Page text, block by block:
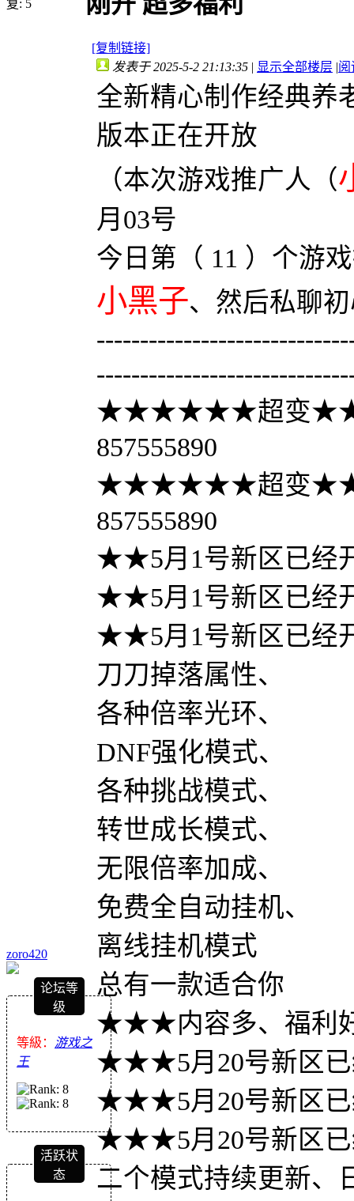
复: 5
[复制链接]
zoro420
论坛等
级
等級： 游戏之
王
活跃状
态
发表于 2025-5-2 21:13:35 | 显示全部楼层 |阅
全新精心制作经典养
版本正在开放
（本次游戏推广人（
月03号
今日第（ 11 ）个游
小黑子、然后私聊
★★★★★★超变
857555890
★★★★★★超变
857555890
★★5月1号新区已
★★5月1号新区已
★★5月1号新区已
刀刀掉落属性、
各种倍率光环、
DNF强化模式、
各种挑战模式、
转世成长模式、
无限倍率加成、
免费全自动挂机、
离线挂机模式
总有一款适合你
★★★内容多、福利
★★★5月20号新区
★★★5月20号新区
★★★5月20号新区
二个模式持续更新、